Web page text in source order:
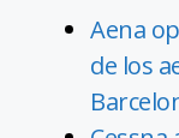
Aena
de los